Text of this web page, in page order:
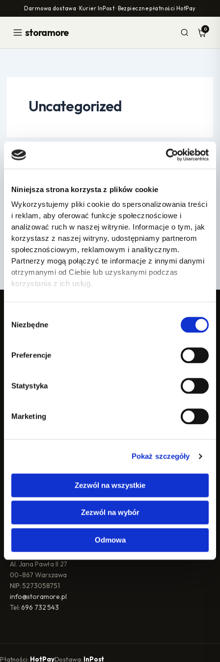
Niniejsza strona korzysta z plików cookie
Wykorzystujemy pliki cookie do spersonalizowania treści
i reklam, aby oferować funkcje społecznościowe i
analizować ruch w naszej witrynie. Informacje o tym, jak
korzystasz z naszej witryny, udostępniamy partnerom
społecznościowym, reklamowym i analitycznym.
Partnerzy mogą połączyć te informacje z innymi danymi
otrzymanymi od Ciebie lub uzyskanymi podczas
korzystania z ich usług.
zgody
Niezbędne
Preferencje
Statystyka
Marketing
Pokaż szczegóły
Zezwól na wszystkie
Zezwól na wybór
Odmowa
do
treści
Darmowa dostawa · Kurier InPost · Bezpieczne płatności HotPay
storamore 0
Uncategorized
Hello world!
erralbiuro@gmail.com/1 lipca, 2026
Welcome to WordPress. This is your first post. Edit or
delete it, then start writing!
Czapki
Metody płatności
Polityka prywatności
ERRAL Sp. z o.o.
Al. Jana Pawła II 27
00-867 Warszawa
NIP: 5273058751
info@storamore.pl
Tel:696 732 543
Płatności: HotPayDostawa: InPost